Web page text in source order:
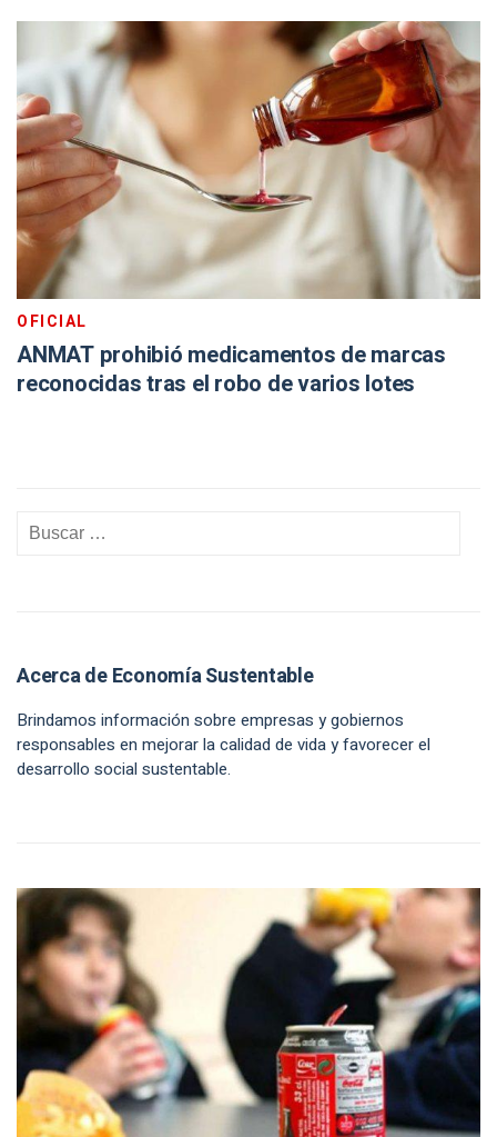
OFICIAL
ANMAT prohibió medicamentos de marcas
reconocidas tras el robo de varios lotes
Acerca de Economía Sustentable
Brindamos información sobre empresas y gobiernos
responsables en mejorar la calidad de vida y favorecer el
desarrollo social sustentable.